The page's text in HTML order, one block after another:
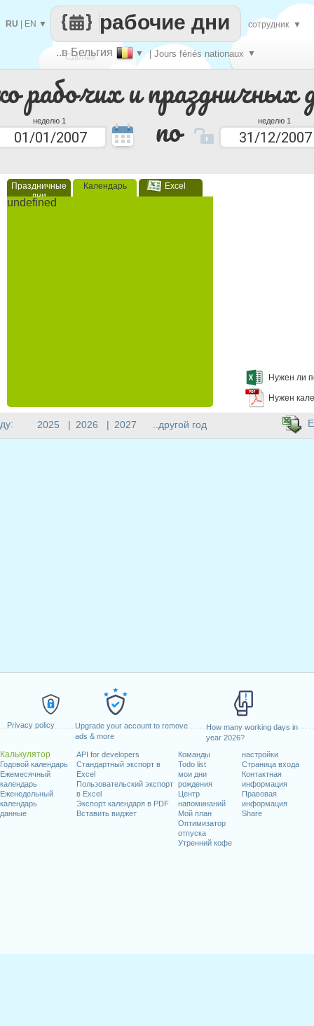
Privacy policy
Upgrade your account to remove
ads & more
How many working days in
year 2026?
Калькулятор
Годовой календарь
Ежемесячный
календарь
Еженедельный
календарь
данные
API for developers
Стандартный экспорт в
Excel
Пользовательский экспорт
в Excel
Экспорт календаря в PDF
Вставить виджет
Команды
Todo list
мои дни
рождения
Центр
напоминаний
Мой план
Оптимизатор
отпуска
Утренний кофе
настройки
Страница входа
Контактная
информация
Правовая
информация
Share
рабочих и праздничных
неделю 1 по неделю 1
Праздничные
дни
Календарь Excel
undefined
Нужен ли
Нужен
Сделай
каждый
..в Бельгия ▼ | Jours fériés nationaux ▼
рабочие дни
RU EN ▼ сотрудник ▼
2025 | 2026 | 2027 ..другой год